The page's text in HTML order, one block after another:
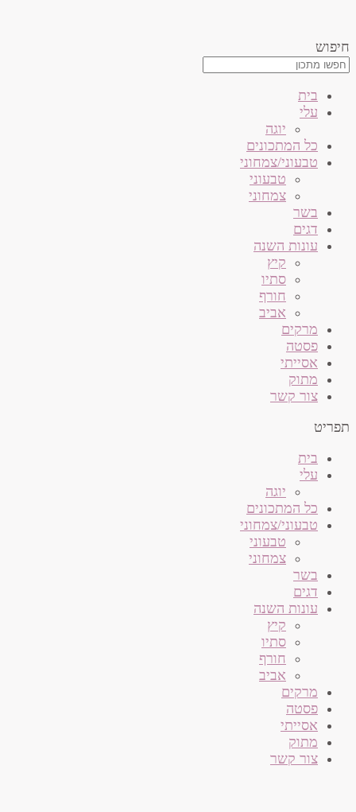
חיפוש
בית
עלי
יוגה
כל המתכונים
טבעוני/צמחוני
טבעוני
צמחוני
בשר
דגים
עונות השנה
קיץ
סתיו
חורף
אביב
מרקים
פסטה
אסייתי
מתוק
צור קשר
תפריט
בית
עלי
יוגה
כל המתכונים
טבעוני/צמחוני
טבעוני
צמחוני
בשר
דגים
עונות השנה
קיץ
סתיו
חורף
אביב
מרקים
פסטה
אסייתי
מתוק
צור קשר